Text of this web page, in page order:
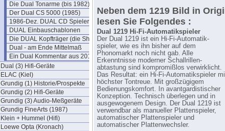
Die Dual Tonarme (bis 1982)
Der Dual CS 5000 (1985)
1986-Dez. DUAL CD Spieler
DUAL Einbauschablonen
Die DUAL Kopfträger (die Shell's)
Dual - am Ende Mittelmaß
Ein Dual Kommentar aus 2011
Dual (3) Hifi-Geräte
ELAC (Kiel)
Grundig (1) Historie/Prospekte
Grundig (2) Hifi-Geräte
Grundig (3) Audio-Meßgeräte
Grundig FineArts (1987)
Klein + Hummel (Hifi)
Loewe Opta (Kronach)
Neben dem 1219 Bild in
lesen Sie Folgendes :
Dual 1219 Hi-Fi-Automatikspieler
Der Dual 1219 ist ein Hi-Fi-Automatik-
spieler, wie es ihn bisher auf dem
Phonomarkt noch nicht gab. Alle
Erkenntnisse moderner Schallrillen-
abtastung sind kompromißlos verwirklicht.
Das Resultat: ein Hi-Fi-Automatikspieler
höchster Tontreue. Mit großzügigem
Bedienungskomfort. In avantgardistischer
Konzeption. Technisch überlegen und in
ausgewogenem Design. Der Dual 1219 ist
verwendbar als manueller Plattenspieler,
automatischer Plattenspieler und
automatischer Plattenwechsler.